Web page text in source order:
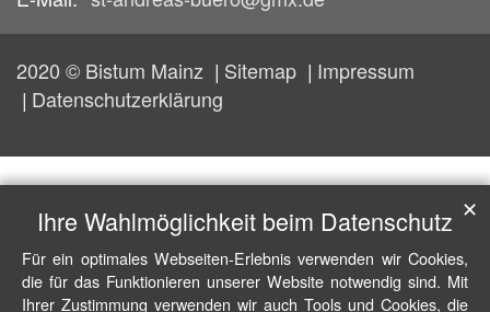
2020 © Bistum Mainz Sitemap
Impressum
Datenschutzerklärung
Ihre Wahlmöglichkeit beim Datenschutz
Für ein optimales Webseiten-Erlebnis verwenden wir Cookies,
die für das Funktionieren unserer Website notwendig sind. Mit
Ihrer Zustimmung verwenden wir auch Tools und Cookies, die
✕